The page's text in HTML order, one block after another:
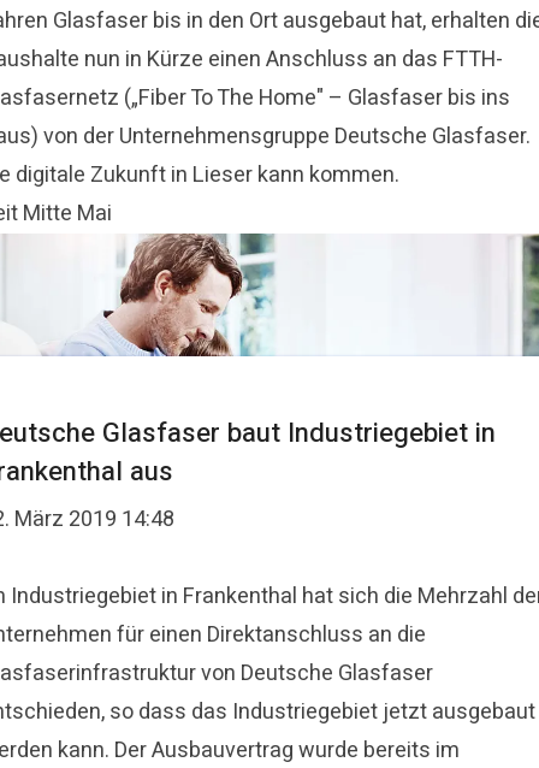
Glasfaser bis in den Ort ausgebaut hat, erhalten
nun in Kürze einen Anschluss an das FTTH-
(„Fiber To The Home" – Glasfaser bis ins
von der Unternehmensgruppe Deutsche Glasfaser.
digitale Zukunft in Lieser kann kommen.
Mitte Mai
Glasfaser baut Industriegebiet in
aus
März 2019 14:48
Industriegebiet in Frankenthal hat sich die Mehrzahl
für einen Direktanschluss an die
von Deutsche Glasfaser
so dass das Industriegebiet jetzt ausgebaut
kann. Der Ausbauvertrag wurde bereits im